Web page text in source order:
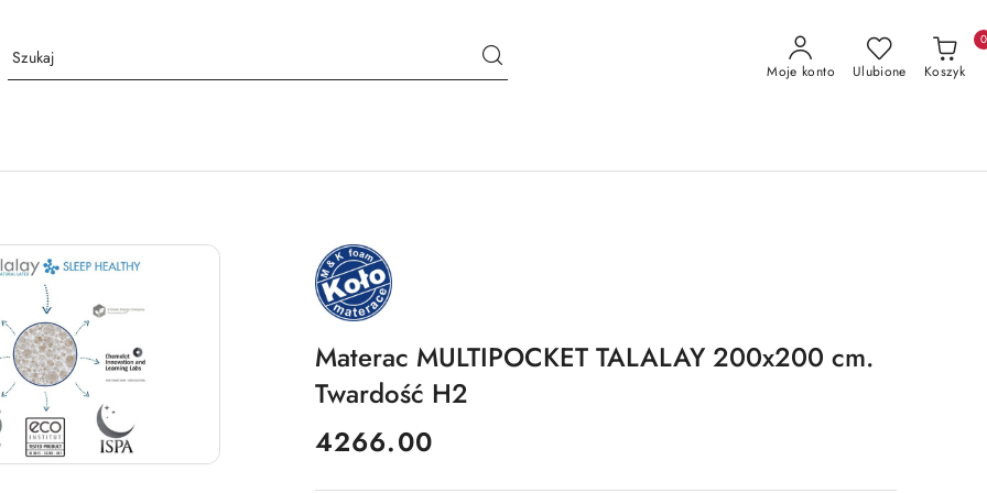
Moje konto Ulubione Koszyk
0
NAZWA
PRODUCENTA:
MKFOAM
Materac MULTIPOCKET TALALAY 200x200 cm.
Twardość H2
cena:
4266.00